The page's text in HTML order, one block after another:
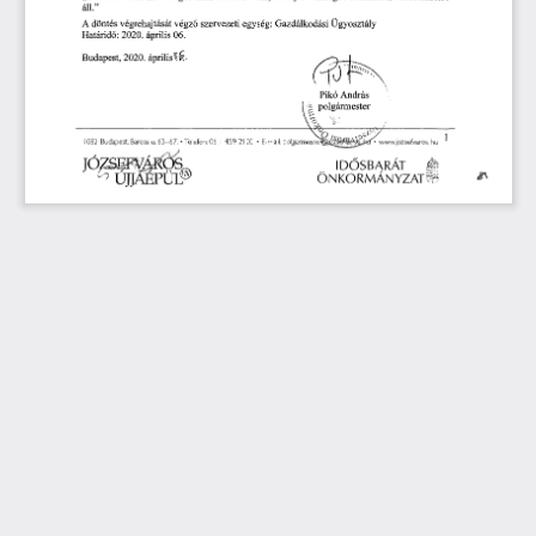
Budapest, 2020. április?..
Pikó Andras
polgármester
1082 Budapest, Baross 63-67. • Telefon, 06 459 2100 • E-mail: polgarrne
84
OE
JÓZS OE O
EW S
COEOE UJJÁEPUL
jozse8raros. hu 1
IDŐ SBARÁT A
ÖNKORMÁNYZATt:.
áll."
A döntés végrehajtását végző szervezeti egység: Gazdálkodási Ügyosztály
Határidő: 2020. április 06.
it